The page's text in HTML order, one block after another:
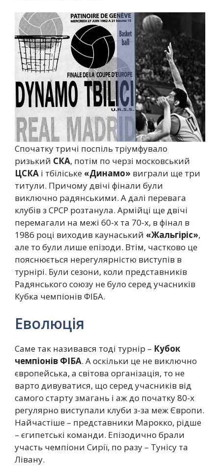
Спочатку тричі поспіль тріумфувало
ризький СКА, потім по черзі московський
ЦСКА і тбіліське «Динамо» виграли ще три
титули. Причому двічі фінали були
виключно радянськими. А далі перевага
клубів з СРСР розтанула. Армійці ще двічі
перемагали на межі 60-х та 70-х, в фінал в
1986 році виходив каунаський «Жальгіріс»,
але то були лише епізоди. Втім, частково це
пояснюється нерегулярністю виступів в
турнірі. Були сезони, коли представників
Радянського союзу не було серед учасників
Кубка чемпіонів ФІБА.
Еволюція
Саме так називався тоді турнір – Кубок
чемпіонів ФІБА. А оскільки це не виключно
європейська, а світова організація, то не
варто дивуватися, що серед учасників від
самого старту змагань і аж до початку 80-х
регулярно виступали клуби з-за меж Європи.
Найчастіше – представники Марокко, рідше
– єгипетські команди. Епізодично брали
участь чемпіони Сирії, по разу – Тунісу та
Лівану.